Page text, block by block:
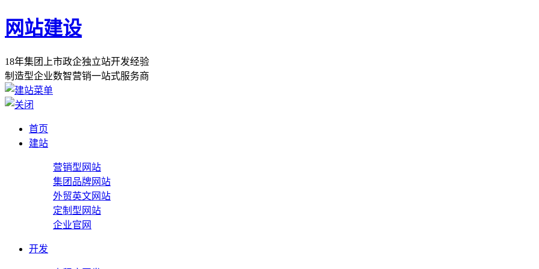
网站建设
18年集团 上市政企独立站开发经验
制 造型企业数智营销一站式服务商
首页
建站
营销型网站
集团品牌网站
外贸英文网站
定制型网站
企业官网
开发